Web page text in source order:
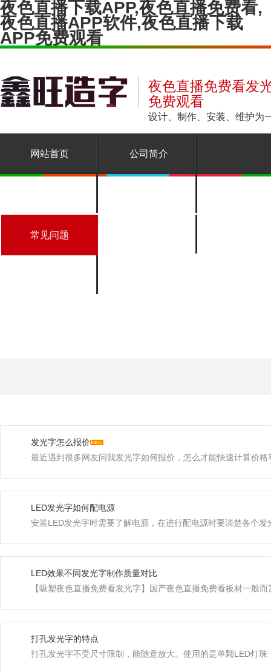
夜色直播下载APP,夜色直播免费看,
夜色直播APP软件,夜色直播下载
APP免费观看
夜色直播免费看发
免费观看
设计、制作、安装、维
网站首页 公司简介
常见问题
发光字怎么报价
最近遇到很多网友问我发光字如何报价，怎么才能快速计算价格
LED发光字如何配电源
安装LED发光字时需要了解电源，在进行配电源时要清楚各个发
LED效果不同发光字制作质量对比
【吸塑夜色直播免费看发光字】国产夜色直播免费看板材一般而言
打孔发光字的特点
打孔发光字不受尺寸限制，能随意放大。使用的是单颗LED灯